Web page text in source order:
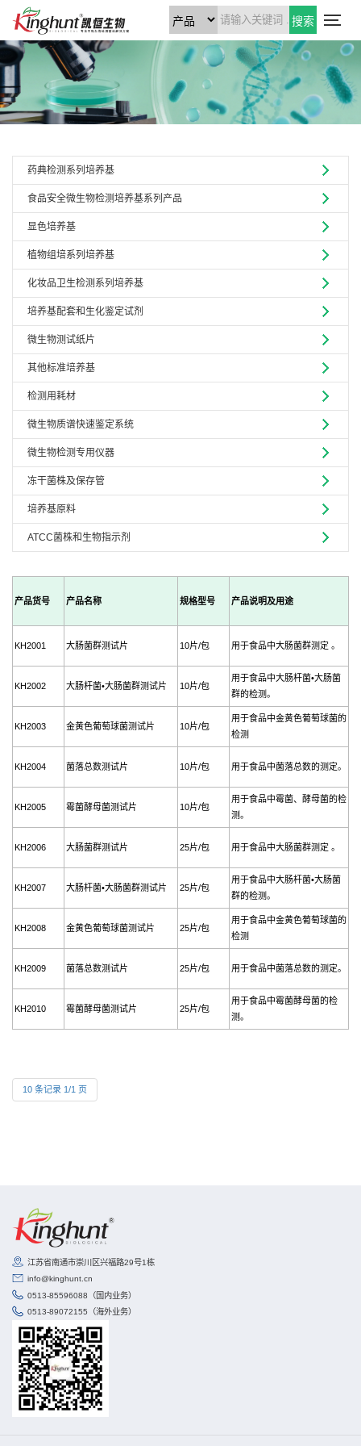
搜索
药典检测系列培养基
食品安全微生物检测培养基系列产品
显色培养基
植物组培系列培养基
化妆品卫生检测系列培养基
培养基配套和生化鉴定试剂
微生物测试纸片
其他标准培养基
检测用耗材
微生物质谱快速鉴定系统
微生物检测专用仪器
冻干菌株及保存管
培养基原料
ATCC菌株和生物指示剂
产品货号 产品名称 规格型号 产品说明及用途
KH2001 大肠菌群测试片 10片/包 用于食品中大肠菌群测定 。
KH2002 大肠杆菌•大肠菌群测试片 10片/包
用于食品中大肠杆菌•大肠菌
群的检测。
KH2003 金黄色葡萄球菌测试片 10片/包
用于食品中金黄色葡萄球菌的
检测
KH2004 菌落总数测试片 10片/包 用于食品中菌落总数的测定。
KH2005 霉菌酵母菌测试片 10片/包
用于食品中霉菌、酵母菌的检
测。
KH2006 大肠菌群测试片 25片/包 用于食品中大肠菌群测定 。
KH2007 大肠杆菌•大肠菌群测试片 25片/包
用于食品中大肠杆菌•大肠菌
群的检测。
KH2008 金黄色葡萄球菌测试片 25片/包
用于食品中金黄色葡萄球菌的
检测
KH2009 菌落总数测试片 25片/包 用于食品中菌落总数的测定。
KH2010 霉菌酵母菌测试片 25片/包
用于食品中霉菌酵母菌的检
测。
10 条记录 1/1 页
江苏省南通市崇川区兴福路29号1栋
info@kinghunt.cn
0513-85596088（国内业务）
0513-89072155（海外业务）